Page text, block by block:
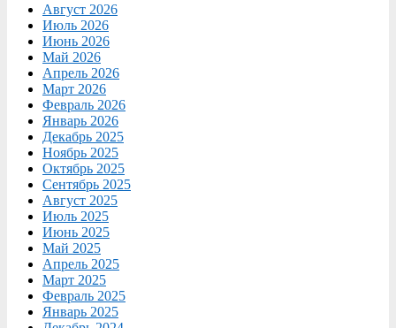
Август 2026
Июль 2026
Июнь 2026
Май 2026
Апрель 2026
Март 2026
Февраль 2026
Январь 2026
Декабрь 2025
Ноябрь 2025
Октябрь 2025
Сентябрь 2025
Август 2025
Июль 2025
Июнь 2025
Май 2025
Апрель 2025
Март 2025
Февраль 2025
Январь 2025